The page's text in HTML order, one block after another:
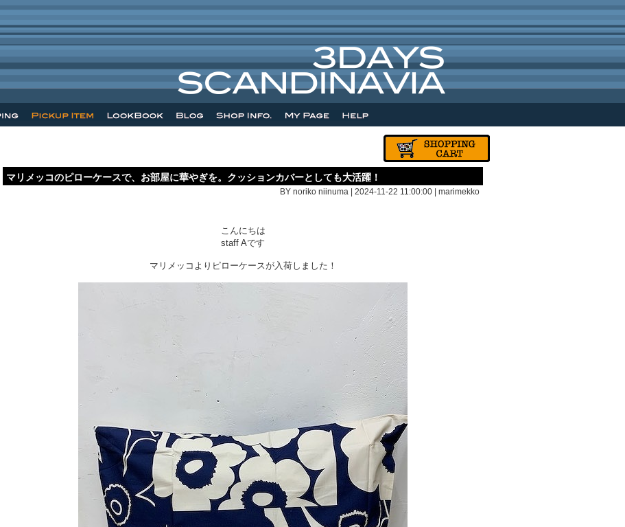
マリメッコのピローケースで、お部屋に華やぎを。クッションカバーとしても大活躍！
BY noriko niinuma | 2024-11-22 11:00:00 | marimekko
こんにちは
staff Aです
マリメッコよりピローケースが入荷しました！